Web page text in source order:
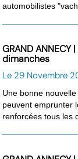
automobilistes
GRAND
dimanches
Le 29 Novembre
Une bonne
peuvent emprunter
renforcées tous les